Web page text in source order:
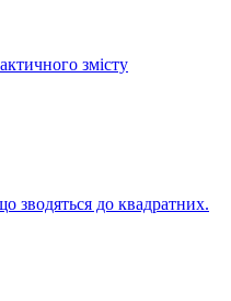
змісту
зводяться до квадратних.